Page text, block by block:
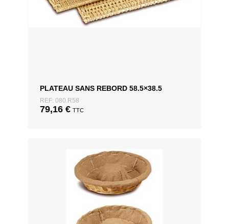
PLATEAU SANS REBORD 58.5×38.5
REF: 080.R58
79,16 € TTC